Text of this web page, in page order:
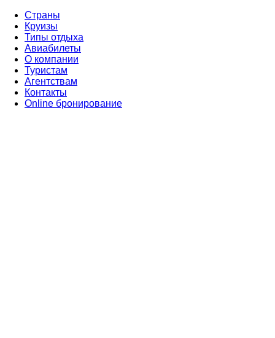
Страны
Круизы
Типы отдыха
Авиабилеты
О компании
Туристам
Агентствам
Контакты
Online бронирование